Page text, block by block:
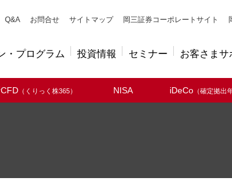
Q&Aキューアンドエー
お問合せ サイトマップ 岡三証券コーポレートサイト
・プログラム 投資情報 セミナー お客さまサ
（くりっく株365） NISA iDeCo（確定拠出年